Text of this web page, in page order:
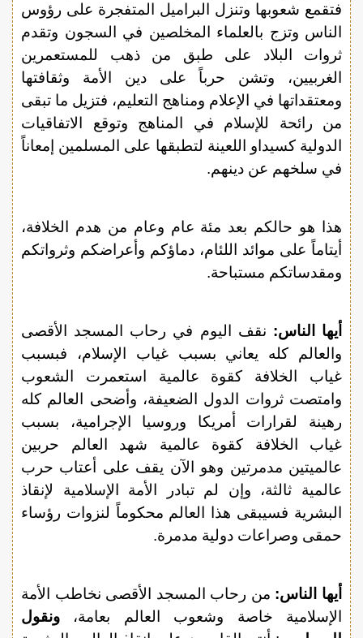
فتقمع شعوبها وتنزل البراميل المتفجرة على رؤوس
الناس وتزج بالعلماء المخلصين في السجون وتقدم
ثروات البلاد على طبق من ذهب للمستعمرين
الغربيين، وتشن حرباً على دين الأمة وثقافتها
ومعتقداتها في الإعلام ومناهج التعليم، فتزيل ما تبقى
من رائحة للإسلام في المناهج وتوقع الاتفاقيات
الدولية كسيداو اللعينة لتطبقها على المسلمين إمعاناً
في سلخهم عن دينهم.
هذا هو حالكم بعد مئة عام وعام من هدم الخلافة،
أيتاماً على موائد اللئام، دماؤكم وأعراضكم وثرواتكم
ومقدساتكم مستباحة.
أيها الناس: نقف اليوم في رحاب المسجد الأقصى
والعالم كله يعاني بسبب غياب الإسلام، فبسبب
غياب الخلافة كقوة عالمية استعمرت الشعوب
وامتصت ثروات الدول الضعيفة، وأضحى العالم كله
رهينة لقرارات أمريكا وروسيا الإجرامية، بسبب
غياب الخلافة كقوة عالمية شهد العالم حربين
عالميتين مدمرتين وهو الآن يقف على أعتاب حرب
عالمية ثالثة، وإن لم تبادر الأمة الإسلامية لإنقاذ
البشرية فسيبقى هذا العالم محكوماً لنزوات رؤساء
حمقى وصراعات دولية مدمرة.
أيها الناس: من رحاب المسجد الأقصى نخاطب الأمة
الإسلامية خاصة وشعوب العالم بعامة، ونقول